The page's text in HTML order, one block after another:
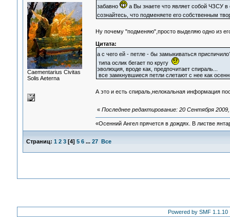
Сaementarius Civitas
Solis Aeterna
забавно
а Вы знаете что являет собой ЧЗСУ
сознайтесь, что подменяете его собственным
Ну почему "подменяю",просто выделяю одно из
Цитата:
а с чего ей - петле - бы замыкиваться
типа ослик бегает по кругу
эволюция, вроде как, предпочитает спираль...
все замкнувшиеся петли слетают с нее как
А это и есть спираль,нелокальная информация
« Последнее редактирование: 20 Сентября
«Осенний Ангел прячется в дождях. В листве
Страниц: 1 2 3[4] 5 6 ... 27 Все
Powered by SMF 1.1.10